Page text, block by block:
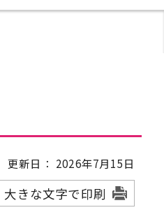
更新日： 2026年7月15日
大きな文字で印刷